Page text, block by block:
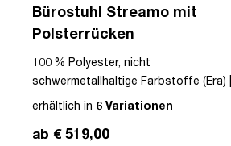
Bürostuhl Streamo mit
Polsterrücken
100 % Polyester, nicht
schwermetallhaltige Farbstoffe (Era) |
Textil | Schwarz | Schwarz | Drehstuhl |
Streamo | bis zu 120 kg | TÜV©
erhältlich in 6 Variationen
ab € 519,00